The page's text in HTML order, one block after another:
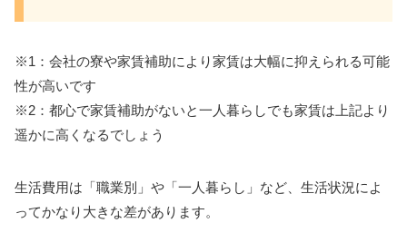
※1：会社の寮や家賃補助により家賃は大幅に抑えられる可能
性が高いです
※2：都心で家賃補助がないと一人暮らしでも家賃は上記より
遥かに高くなるでしょう
生活費用は「職業別」や「一人暮らし」など、生活状況によ
ってかなり大きな差があります。